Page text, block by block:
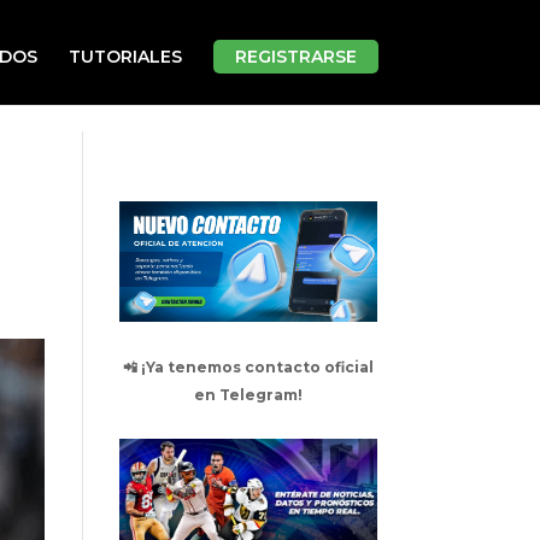
TUTORIALES REGISTRARSE
📲 ¡Ya tenemos contacto oficial
en Telegram!